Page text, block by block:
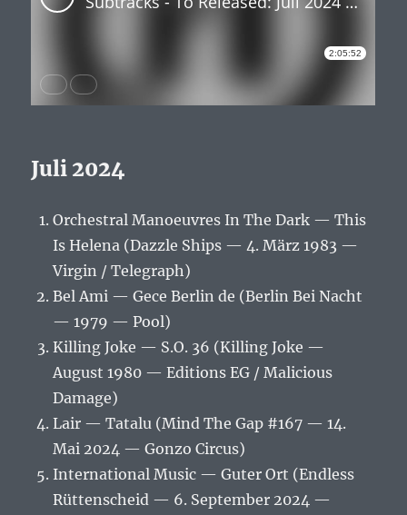
Juli 2024
Orchestral Manoeuvres In The Dark — This
Is Helena (Dazzle Ships — 4. März 1983 —
Virgin / Telegraph)
Bel Ami — Gece Berlin de (Berlin Bei Nacht
— 1979 — Pool)
Killing Joke — S.O. 36 (Killing Joke —
August 1980 — Editions EG / Malicious
Damage)
Lair — Tatalu (Mind The Gap #167 — 14.
Mai 2024 — Gonzo Circus)
International Music — Guter Ort (Endless
Rüttenscheid — 6. September 2024 —